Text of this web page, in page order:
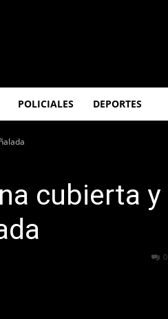
POLICIALES DEPORTES
cubierta y
0